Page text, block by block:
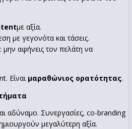
με αξία.
με γεγονότα και τάσεις.
: μην αφήνεις τον πελάτη να
Είναι μαραθώνιος ορατότητας.
αδύναμο. Συνεργασίες, co-branding
μεγαλύτερη αξία.